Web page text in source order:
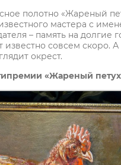
полотно «Жареный
мастера с
– память на долгие
известно совсем скоро. А
окрест.
«Жареный